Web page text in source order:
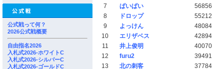
公式戦って何？
2026公式戦概要
自由指名2026
入札式2026-ホワイトC
入札式2026-シルバーC
入札式2026-ゴールドC
7
ぱいぱい
56856
8
ドロップ
55212
9
よっけん
48084
10
エリザベス
42894
11
井上俊明
40070
12
furu2
39491
13
北の刺客
37784